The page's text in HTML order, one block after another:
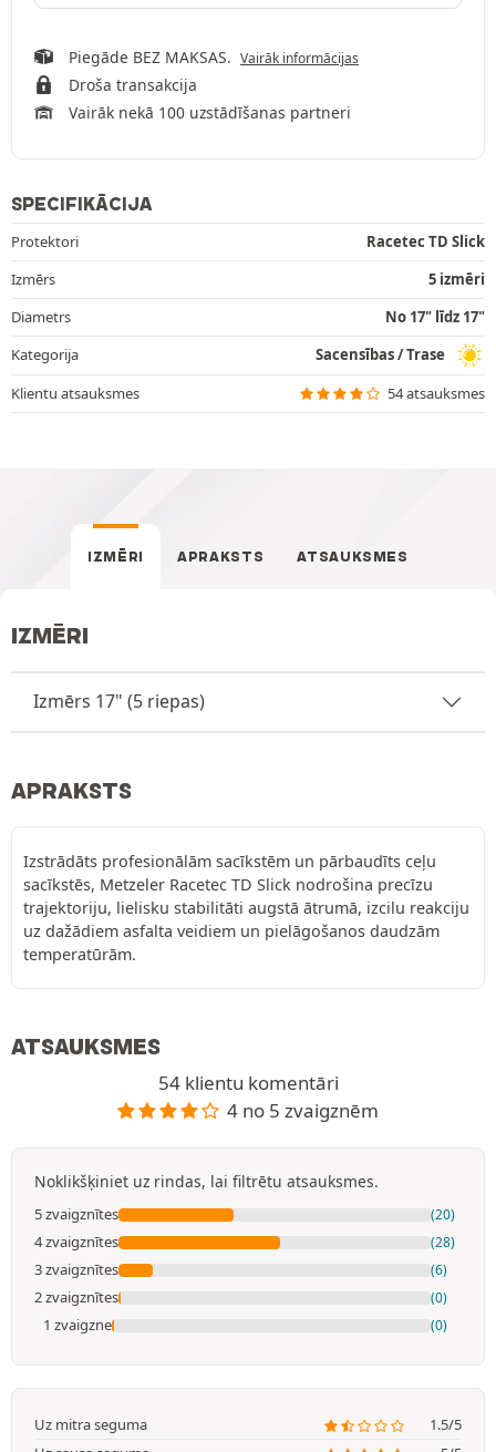
Piegāde BEZ MAKSAS. Vairāk informācijas
Droša transakcija
Vairāk nekā 100 uzstādīšanas partneri
SPECIFIKĀCIJA
Protektori
Racetec TD Slick
Izmērs
5 izmēri
Diametrs
No 17" līdz 17"
Kategorija
Sacensības / Trase
Klientu atsauksmes
54 atsauksmes
IZMĒRI APRAKSTS ATSAUKSMES
IZMĒRI
Izmērs 17" (5 riepas)
APRAKSTS
Izstrādāts profesionālām sacīkstēm un pārbaudīts ceļu
sacīkstēs, Metzeler Racetec TD Slick nodrošina precīzu
trajektoriju, lielisku stabilitāti augstā ātrumā, izcilu reakciju
uz dažādiem asfalta veidiem un pielāgošanos daudzām
temperatūrām.
ATSAUKSMES
54 klientu komentāri
4 no 5 zvaigznēm
Noklikšķiniet uz rindas, lai filtrētu atsauksmes.
5 zvaigznītes (20)
4 zvaigznītes (28)
3 zvaigznītes (6)
2 zvaigznītes (0)
1 zvaigzne (0)
Uz mitra seguma
1.5/5